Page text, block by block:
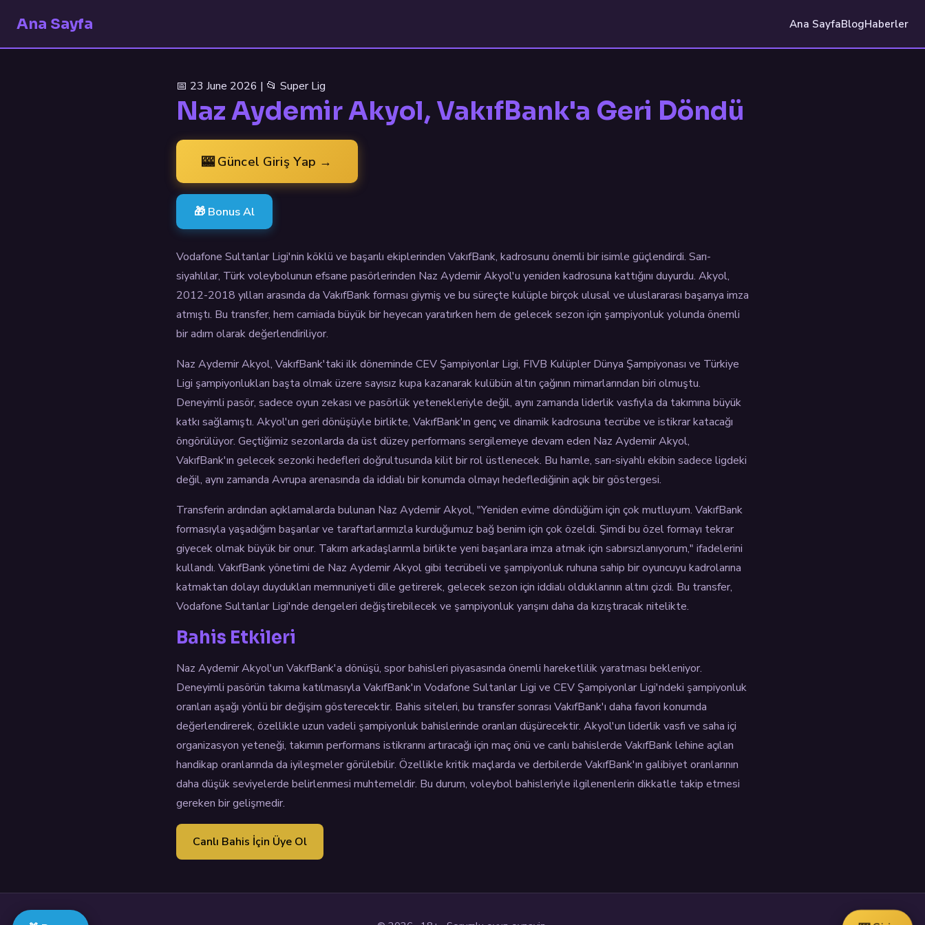
Ana Sayfa Ana SayfaBlogHaberler
📅 23 June 2026 | 📂 Super Lig
Naz Aydemir Akyol, VakıfBank'a Geri Döndü
🎰 Güncel Giriş Yap →
🎁 Bonus Al
Vodafone Sultanlar Ligi'nin köklü ve başarılı ekiplerinden VakıfBank, kadrosunu önemli bir isimle güçlendirdi. Sarı-
siyahlılar, Türk voleybolunun efsane pasörlerinden Naz Aydemir Akyol'u yeniden kadrosuna kattığını duyurdu. Akyol,
2012-2018 yılları arasında da VakıfBank forması giymiş ve bu süreçte kulüple birçok ulusal ve uluslararası başarıya imza
atmıştı. Bu transfer, hem camiada büyük bir heyecan yaratırken hem de gelecek sezon için şampiyonluk yolunda önemli
bir adım olarak değerlendiriliyor.
Naz Aydemir Akyol, VakıfBank'taki ilk döneminde CEV Şampiyonlar Ligi, FIVB Kulüpler Dünya Şampiyonası ve Türkiye
Ligi şampiyonlukları başta olmak üzere sayısız kupa kazanarak kulübün altın çağının mimarlarından biri olmuştu.
Deneyimli pasör, sadece oyun zekası ve pasörlük yetenekleriyle değil, aynı zamanda liderlik vasfıyla da takımına büyük
katkı sağlamıştı. Akyol'un geri dönüşüyle birlikte, VakıfBank'ın genç ve dinamik kadrosuna tecrübe ve istikrar katacağı
öngörülüyor. Geçtiğimiz sezonlarda da üst düzey performans sergilemeye devam eden Naz Aydemir Akyol,
VakıfBank'ın gelecek sezonki hedefleri doğrultusunda kilit bir rol üstlenecek. Bu hamle, sarı-siyahlı ekibin sadece ligdeki
değil, aynı zamanda Avrupa arenasında da iddialı bir konumda olmayı hedeflediğinin açık bir göstergesi.
Transferin ardından açıklamalarda bulunan Naz Aydemir Akyol, "Yeniden evime döndüğüm için çok mutluyum. VakıfBank
formasıyla yaşadığım başarılar ve taraftarlarımızla kurduğumuz bağ benim için çok özeldi. Şimdi bu özel formayı tekrar
giyecek olmak büyük bir onur. Takım arkadaşlarımla birlikte yeni başarılara imza atmak için sabırsızlanıyorum," ifadelerini
kullandı. VakıfBank yönetimi de Naz Aydemir Akyol gibi tecrübeli ve şampiyonluk ruhuna sahip bir oyuncuyu kadrolarına
katmaktan dolayı duydukları memnuniyeti dile getirerek, gelecek sezon için iddialı olduklarının altını çizdi. Bu transfer,
Vodafone Sultanlar Ligi'nde dengeleri değiştirebilecek ve şampiyonluk yarışını daha da kızıştıracak nitelikte.
Bahis Etkileri
Naz Aydemir Akyol'un VakıfBank'a dönüşü, spor bahisleri piyasasında önemli hareketlilik yaratması bekleniyor.
Deneyimli pasörün takıma katılmasıyla VakıfBank'ın Vodafone Sultanlar Ligi ve CEV Şampiyonlar Ligi'ndeki şampiyonluk
oranları aşağı yönlü bir değişim gösterecektir. Bahis siteleri, bu transfer sonrası VakıfBank'ı daha favori konumda
değerlendirerek, özellikle uzun vadeli şampiyonluk bahislerinde oranları düşürecektir. Akyol'un liderlik vasfı ve saha içi
organizasyon yeteneği, takımın performans istikrarını artıracağı için maç önü ve canlı bahislerde VakıfBank lehine açılan
handikap oranlarında da iyileşmeler görülebilir. Özellikle kritik maçlarda ve derbilerde VakıfBank'ın galibiyet oranlarının
daha düşük seviyelerde belirlenmesi muhtemeldir. Bu durum, voleybol bahisleriyle ilgilenenlerin dikkatle takip etmesi
gereken bir gelişmedir.
Canlı Bahis İçin Üye Ol